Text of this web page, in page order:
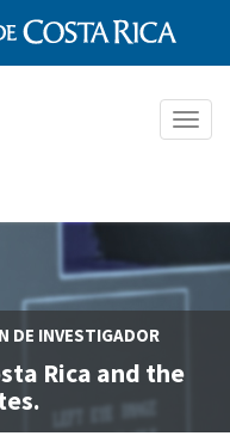
DE INVESTIGADOR
Rica and the